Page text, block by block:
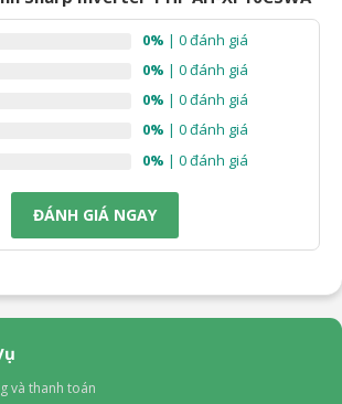
sẽ phát tán ion âm và dương tương tự
Các ion này tiêu diệt vi khuẩn, virus, nấm
bảo vệ sức khỏe cho cả gia đình, đặc
đình có trẻ nhỏ hoặc người già.
0% | 0 đánh giá
0% | 0 đánh giá
0% | 0 đánh giá
0% | 0 đánh giá
0% | 0 đánh giá
ĐÁNH GIÁ NGAY
và thanh toán